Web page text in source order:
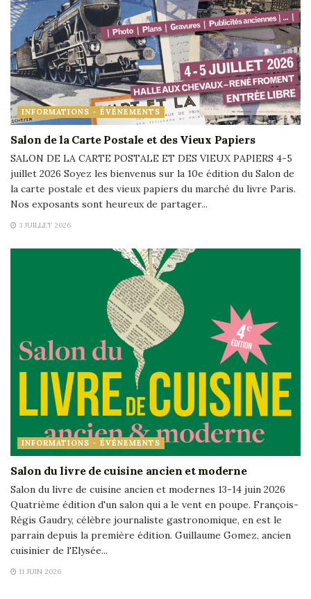
INFORMATIONS - ÉVÉNEMENTS
Salon de la Carte Postale et des Vieux Papiers
SALON DE LA CARTE POSTALE ET DES VIEUX PAPIERS 4-5
juillet 2026 Soyez les bienvenus sur la 10e édition du Salon de
la carte postale et des vieux papiers du marché du livre Paris.
Nos exposants sont heureux de partager...
3 JUILLET 2026
INFORMATIONS - ÉVÉNEMENTS
Salon du livre de cuisine ancien et moderne
Salon du livre de cuisine ancien et modernes 13-14 juin 2026
Quatrième édition d'un salon qui a le vent en poupe. François-
Régis Gaudry, célèbre journaliste gastronomique, en est le
parrain depuis la première édition. Guillaume Gomez, ancien
cuisinier de l'Elysée...
11 JUIN 2026